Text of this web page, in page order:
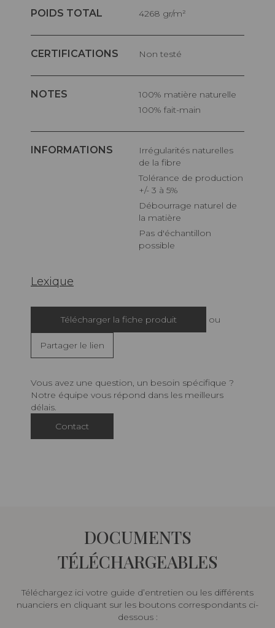
POIDS TOTAL 4268 gr/m²
CERTIFICATIONS Non testé
NOTES
100% matière naturelle
100% fait-main
INFORMATIONS
Irrégularités naturelles
de la fibre
Tolérance de production
+/- 3 à 5%
Débourrage naturel de
la matière
Pas d'échantillon
possible
Lexique
Télécharger la fiche produit ou
Partager le lien
Vous avez une question, un besoin spécifique ?
Notre équipe vous répond dans les meilleurs
délais.
Contact
DOCUMENTS
TÉLÉCHARGEABLES
Téléchargez ici votre guide d’entretien ou les différents
nuanciers en cliquant sur les boutons correspondants ci-
dessous :